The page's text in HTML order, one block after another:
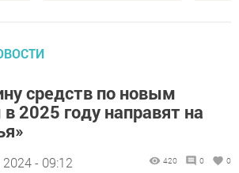
средств по новым
2025 году направят на
- 09:12 420 0 0